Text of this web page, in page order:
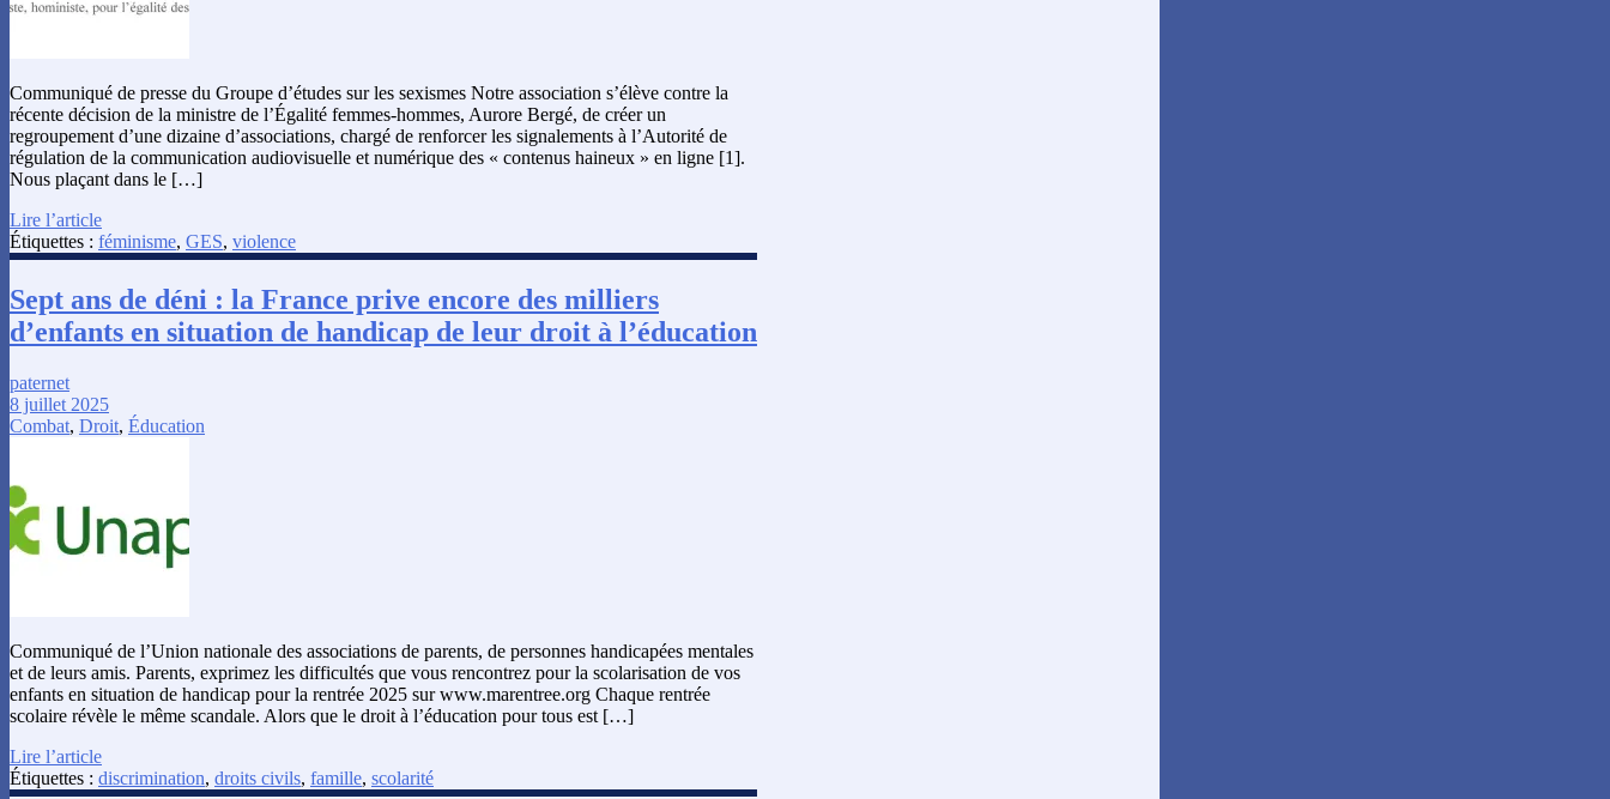
Communiqué de presse du Groupe d’études sur les sexismes Notre association s’élève contre la
récente décision de la ministre de l’Égalité femmes-hommes, Aurore Bergé, de créer un
regroupement d’une dizaine d’associations, chargé de renforcer les signalements à l’Autorité de
régulation de la communication audiovisuelle et numérique des « contenus haineux » en ligne [1].
Nous plaçant dans le […]
Lire l’article
Étiquettes : féminisme, GES, violence
Sept ans de déni : la France prive encore des milliers
d’enfants en situation de handicap de leur droit à l’éducation
paternet
8 juillet 2025
Combat, Droit, Éducation
Communiqué de l’Union nationale des associations de parents, de personnes handicapées mentales
et de leurs amis. Parents, exprimez les difficultés que vous rencontrez pour la scolarisation de vos
enfants en situation de handicap pour la rentrée 2025 sur www.marentree.org Chaque rentrée
scolaire révèle le même scandale. Alors que le droit à l’éducation pour tous est […]
Lire l’article
Étiquettes : discrimination, droits civils, famille, scolarité